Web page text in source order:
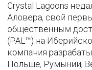
Crystal Lagoons
Аловера, свой
общественным
(PAL™) на
компания
Польше, Румынии,